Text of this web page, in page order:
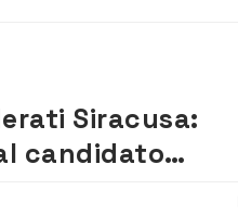
Siracusa:
candidato